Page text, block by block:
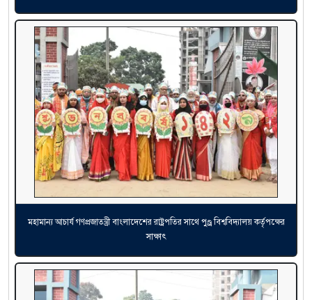
মহামান্য আচার্য গণপ্রজাতন্ত্রী বাংলাদেশের রাষ্ট্রপতির সাথে পুণ্ড্র বিশ্ববিদ্যালয় কর্তৃপক্ষের
সাক্ষাৎ